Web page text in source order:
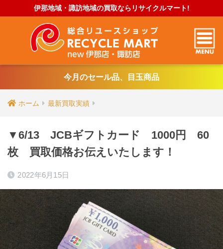
伊那地域・諏訪地域の買取ならリサイクルマート!
今月のセール品、目玉商品
ホーム 最新買取実績
▼6/13 JCBギフトカード 1000円 60
枚 買取価格お伝えいたします！
2022年6月15日